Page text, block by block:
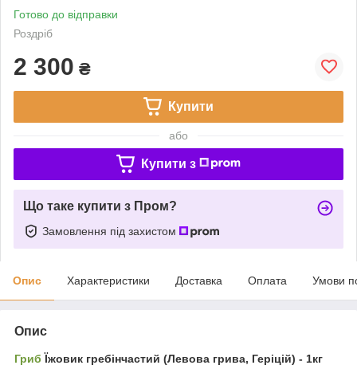
Готово до відправки
Роздріб
2 300 ₴
Купити
або
Купити з
Що таке купити з Пром?
Замовлення під захистом
Опис Характеристики Доставка Оплата Умови
Опис
Гриб Їжовик гребінчастий (Левова грива, Геріцій) - 1кг